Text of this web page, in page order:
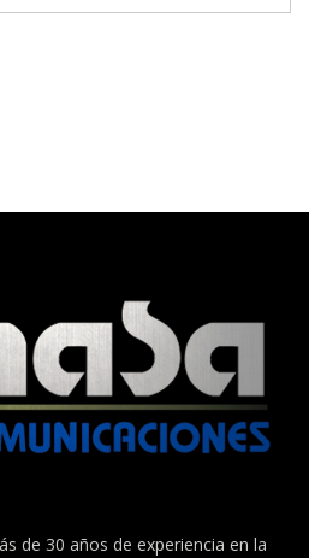
de 30 años de experiencia en la